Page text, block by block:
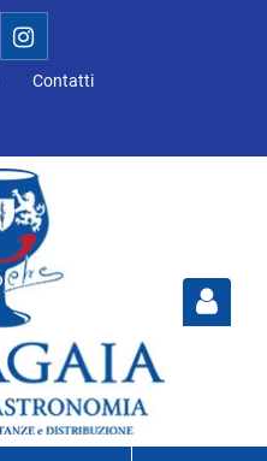
Contatti